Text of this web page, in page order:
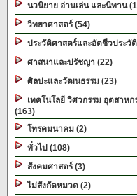
นวนิยาย อ่านเล่น และนิทาน
วิทยาศาสตร์ (54)
ประวัติศาสตร์และอัตชีวประวั
ศาสนาและปรัชญา (22)
ศิลปะและวัฒนธรรม (23)
เทคโนโลยี วิศวกรรม อุตสาหก
(163)
โทรคมนาคม (2)
ทั่วไป (108)
สังคมศาสตร์ (3)
ไม่สังกัดหมวด (2)